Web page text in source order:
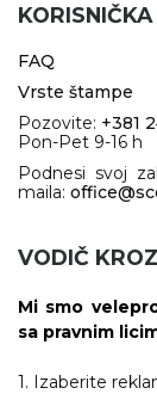
FAQ
Vrste štampe
Pozovite: +381
Pon-Pet 9-16 h
Podnesi svoj
maila:
VODIČ
Mi smo
sa pravnim
1. Izaberite